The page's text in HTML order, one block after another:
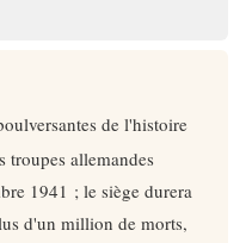
de l'histoire
troupes allemandes
1941 ; le siège durera
d'un million de morts,